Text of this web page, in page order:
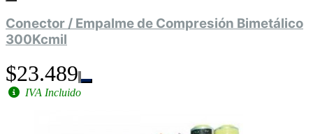
Conector / Empalme de Compresión Bimetálico
300Kcmil
$23.489
IVA Incluido